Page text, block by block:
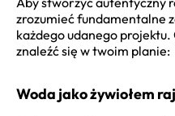
zrozumieć fundamentalne
każdego udanego
znaleźć się w twoim planie:
Woda jako żywiołem